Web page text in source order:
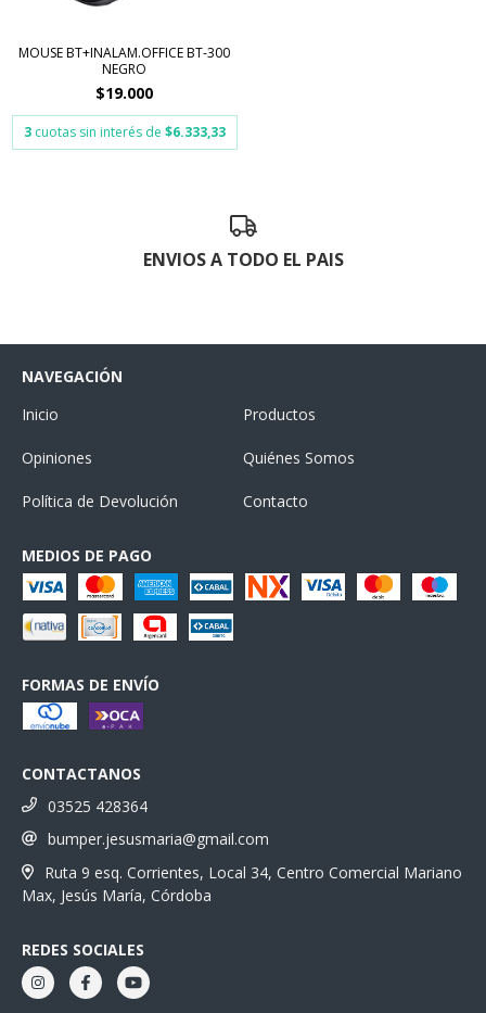
MOUSE BT+INALAM.OFFICE BT-300
NEGRO
$19.000
3 cuotas sin interés de $6.333,33
ENVIOS A TODO EL PAIS
NAVEGACIÓN
Inicio
Productos
Opiniones Quiénes Somos
Política de Devolución Contacto
MEDIOS DE PAGO
FORMAS DE ENVÍO
CONTACTANOS
03525 428364
bumper.jesusmaria@gmail.com
Ruta 9 esq. Corrientes, Local 34, Centro Comercial Mariano
Max, Jesús María, Córdoba
REDES SOCIALES